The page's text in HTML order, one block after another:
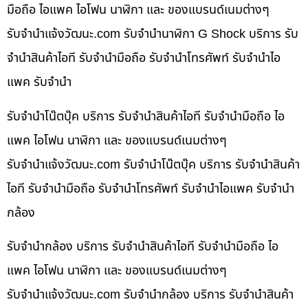
มือถือ ไอแพค ไอโฟน นาฬิกา และ ของแบรนด์เนมต่างๆ
รับจํานําแจ้งวัฒนะ.com รับจำนำนาฬิกา G Shock บริการ รับ
จำนำสินค้าไอที รับจำนำมือถือ รับจำนำโทรศัพท์ รับจำนำไอ
แพค รับจำนำ
รับจำนำโน๊ตบุ๊ค บริการ รับจำนำสินค้าไอที รับจำนำมือถือ ไอ
แพค ไอโฟน นาฬิกา และ ของแบรนด์เนมต่างๆ
รับจํานําแจ้งวัฒนะ.com รับจำนำโน๊ตบุ๊ค บริการ รับจำนำสินค้า
ไอที รับจำนำมือถือ รับจำนำโทรศัพท์ รับจำนำไอแพค รับจำนำ
กล้อง
รับจำนำกล้อง บริการ รับจำนำสินค้าไอที รับจำนำมือถือ ไอ
แพค ไอโฟน นาฬิกา และ ของแบรนด์เนมต่างๆ
รับจํานําแจ้งวัฒนะ.com รับจำนำกล้อง บริการ รับจำนำสินค้า